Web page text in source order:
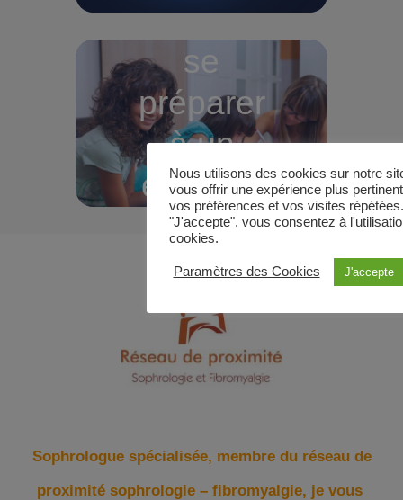
se
préparer
à un
examen
Sophrologue spécialisée, membre du réseau de
proximité sophrologie – fibromyalgie, je vous
Nous utilisons des cookies sur notre
vous offrir une expérience plus
vos préférences et vos visites
"J'accepte", vous consentez à
cookies.
Paramètres des Cookies J'accepte